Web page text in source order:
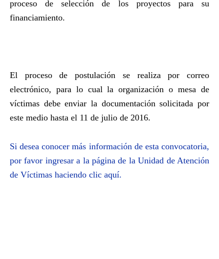
proceso de selección de los proyectos para su
financiamiento.
El proceso de postulación se realiza por correo
electrónico, para lo cual la organización o mesa de
víctimas debe enviar la documentación solicitada por
este medio hasta el 11 de julio de 2016.
Si desea conocer más información de esta convocatoria,
por favor ingresar a la página de la Unidad de Atención
de Víctimas haciendo clic aquí.